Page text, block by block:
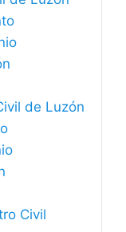
de Luzón
Civil